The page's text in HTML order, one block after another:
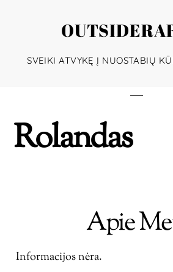
SVEIKI ATVYKĘ Į NUOSTABIŲ
Rolandas
Apie
Informacijos nėra.